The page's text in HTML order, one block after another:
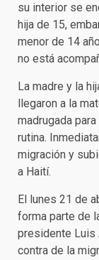
su interior se
hija de 15,
menor de 14
no está
La madre y la
llegaron a la
madrugada
rutina.
migración y
a Haití.
El lunes 21 de
forma parte de
presidente Luis
contra de la